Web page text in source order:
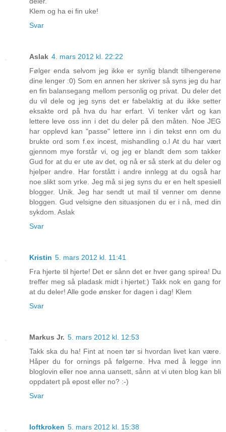
Klem og ha ei fin uke!
Svar
Aslak 4. mars 2012 kl. 22:22
Følger enda selvom jeg ikke er synlig blandt tilhengerene
dine lenger :0) Som en annen her skriver så syns jeg du har
en fin balansegang mellom personlig og privat. Du deler det
du vil dele og jeg syns det er fabelaktig at du ikke setter
eksakte ord på hva du har erfart. Vi tenker vårt og kan
lettere leve oss inn i det du deler på den måten. Noe JEG
har opplevd kan "passe" lettere inn i din tekst enn om du
brukte ord som f.ex incest, mishandling o.l At du har vært
gjennom mye forstår vi, og jeg er blandt dem som takker
Gud for at du er ute av det, og nå er så sterk at du deler og
hjelper andre. Har forstått i andre innlegg at du også har
noe slikt som yrke. Jeg må si jeg syns du er en helt spesiell
blogger. Unik. Jeg har sendt ut mail til venner om denne
bloggen. Gud velsigne den situasjonen du er i nå, med din
sykdom. Aslak
Svar
Kristin 5. mars 2012 kl. 11:41
Fra hjerte til hjerte! Det er sånn det er hver gang spirea! Du
treffer meg så pladask midt i hjertet:) Takk nok en gang for
at du deler! Alle gode ønsker for dagen i dag! Klem
Svar
Markus Jr. 5. mars 2012 kl. 12:53
Takk ska du ha! Fint at noen tør si hvordan livet kan være.
Håper du for ornings på følgerne. Hva med å legge inn
bloglovin eller noe anna uansett, sånn at vi uten blog kan bli
oppdatert på epost eller no? :-)
Svar
loftkroken 5. mars 2012 kl. 15:38